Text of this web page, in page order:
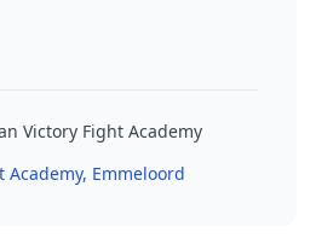
Victory Fight Academy
Academy, Emmeloord